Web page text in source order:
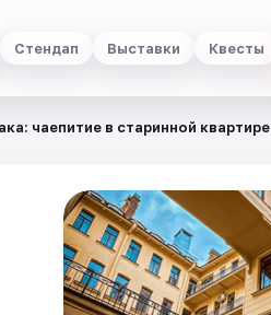
Стендап Выставки Квесты
чаепитие в старинной квартире